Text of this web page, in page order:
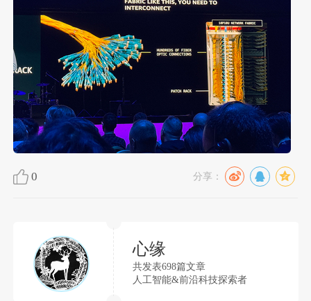
0 分享：
心缘
共发表698篇文章
人工智能&前沿科技探索者